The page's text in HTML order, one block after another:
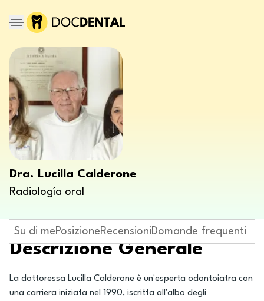
Dra. Lucilla Calderone
Radiología oral
Su di mePosizioneRecensioniDomande frequenti
Descrizione Generale
La dottoressa Lucilla Calderone è un'esperta odontoiatra con
una carriera iniziata nel 1990, iscritta all'albo degli